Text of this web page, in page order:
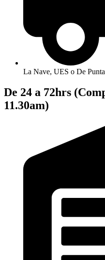
La Nave, UES o De Punta
De 24 a 72hrs
11.30am)